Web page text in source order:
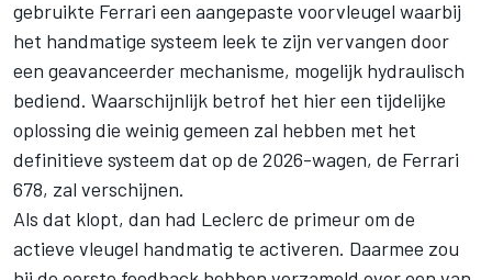
gebruikte Ferrari een aangepaste voorvleugel waarbij
het handmatige systeem leek te zijn vervangen door
een geavanceerder mechanisme, mogelijk hydraulisch
bediend. Waarschijnlijk betrof het hier een tijdelijke
oplossing die weinig gemeen zal hebben met het
definitieve systeem dat op de 2026-wagen, de Ferrari
678, zal verschijnen.
Als dat klopt, dan had Leclerc de primeur om de
actieve vleugel handmatig te activeren. Daarmee zou